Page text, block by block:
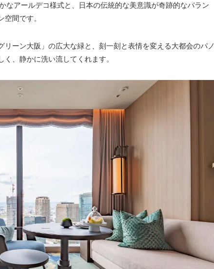
なアールデコ様式と、日本の伝統的な美意識が奇跡的なバラン
間です。
ーン大阪」の広大な緑と、刻一刻と表情を変える大都会のパノ
、静かに洗い流してくれます。